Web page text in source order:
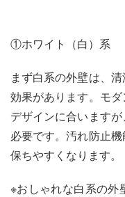
①ホワイト（白）系
まず白系の外壁は、
効果があります。モ
デザインに合います
必要です。汚れ防止
保ちやすくなります。
※おしゃれな白系の外